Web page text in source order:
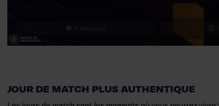
JOUR DE MATCH PLUS AUTHENTIQUE